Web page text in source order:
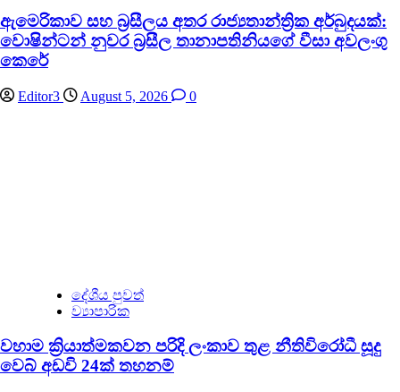
ඇමෙරිකාව සහ බ්‍රසීලය අතර රාජ්‍යතාන්ත්‍රික අර්බුදයක්:
වොෂින්ටන් නුවර බ්‍රසීල තානාපතිනියගේ වීසා අවලංගු
කෙරේ
Editor3 August 5, 2026 0
දේශීය පුවත්
ව්‍යාපාරික
වහාම ක්‍රියාත්මකවන පරිදි ලංකාව තුළ නීතිවිරෝධී සූදු
වෙබ් අඩවි 24ක් තහනම්